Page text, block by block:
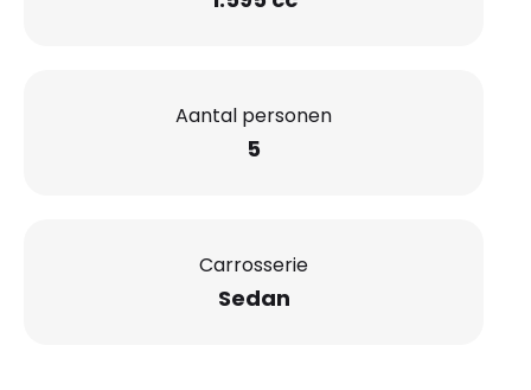
Aantal personen
5
Carrosserie
Sedan